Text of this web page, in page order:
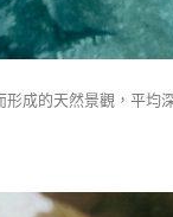
成的天然景觀，平